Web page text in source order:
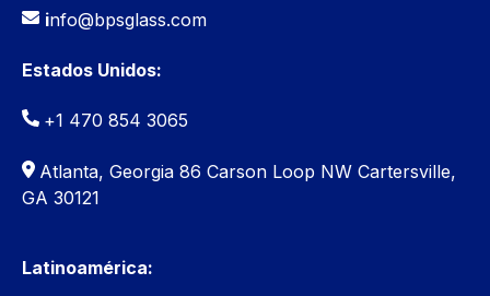
info@bpsglass.com
Estados Unidos:
+1 470 854 3065
Atlanta, Georgia 86 Carson Loop NW Cartersville,
GA 30121
Latinoamérica: